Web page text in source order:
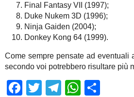
Final Fantasy VII (1997);
Duke Nukem 3D (1996);
Ninja Gaiden (2004);
Donkey Kong 64 (1999).
Come sempre pensate ad eventuali
secondo voi potrebbero risultare più
Facebook
TwitterTelegram